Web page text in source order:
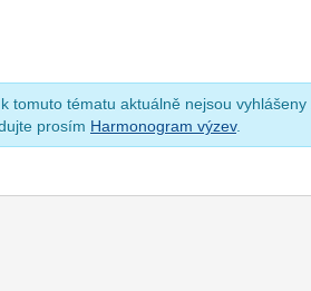
tomuto tématu aktuálně nejsou vyhlášeny
prosím Harmonogram výzev.